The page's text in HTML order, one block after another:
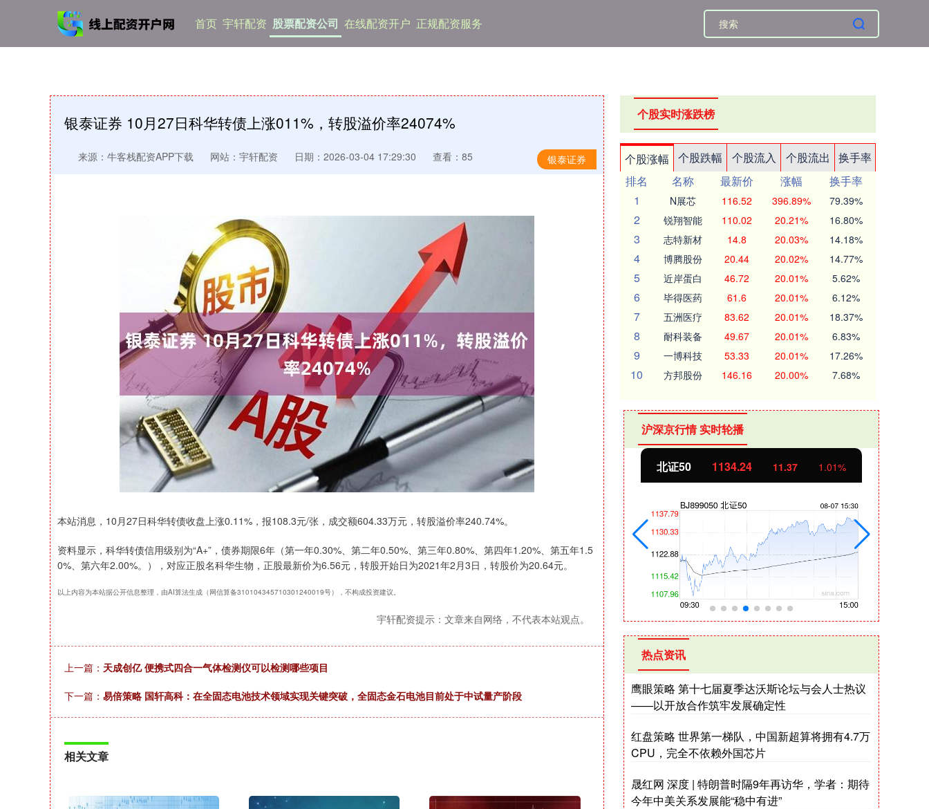
首页 宇轩配资 股票配资公司 在线配资开户 正规配资服务
银泰证券 10月27日科华转债上涨011%，转股溢价率24074%
银泰证券
来源：牛客栈配资APP下载 网站：宇轩配资 日期：2026-03-04 17:29:30 查看：85
本站消息，10月27日科华转债收盘上涨0.11%，报108.3元/张，成交额604.33万元，转股溢价率240.74%。
资料显示，科华转债信用级别为“A+”，债券期限6年（第一年0.30%、第二年0.50%、第三年0.80%、第四年1.20%、第五年1.5
0%、第六年2.00%。），对应正股名科华生物，正股最新价为6.56元，转股开始日为2021年2月3日，转股价为20.64元。
以上内容为本站据公开信息整理，由AI算法生成（网信算备310104345710301240019号），不构成投资建议。
宇轩配资提示：文章来自网络，不代表本站观点。
上一篇： 天成创亿 便携式四合一气体检测仪可以检测哪些项目
下一篇： 易倍策略 国轩高科：在全固态电池技术领域实现关键突破，全固态金石电池目前处于中试量产阶段
相关文章
个股实时涨跌榜
个股涨幅 个股跌幅 个股流入 个股流出
换手率
排名
名称 最新价 涨幅
换手率
1
N展芯 116.52 396.89% 79.39%
2 锐翔智能 110.02 20.21% 16.80%
3 志特新材 14.8 20.03% 14.18%
4 博腾股份 20.44 20.02% 14.77%
5 近岸蛋白 46.72 20.01% 5.62%
6 毕得医药 61.6 20.01% 6.12%
7 五洲医疗 83.62 20.01% 18.37%
8 耐科装备 49.67 20.01% 6.83%
9 一博科技 53.33 20.01% 17.26%
10 方邦股份 146.16 20.00% 7.68%
沪深京行情 实时轮播
深证成指 14311.01 1.42% 沪深300 4694.44 43.13 北证50 1134.24 11.37 1.01%
热点资讯
鹰眼策略 第十七届夏季达沃斯论坛与会人士热议
——以开放合作筑牢发展确定性
红盘策略 世界第一梯队，中国新超算将拥有4.7万
CPU，完全不依赖外国芯片
晟红网 深度 | 特朗普时隔9年再访华，学者：期待
今年中美关系发展能“稳中有进”